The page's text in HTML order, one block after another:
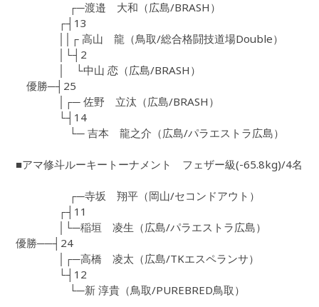
┌─渡邉 大和（広島/BRASH）
┌┤13
││┌ 高山 龍（鳥取/総合格闘技道場Double）
│└┤2
│ └中山 恋（広島/BRASH）
優勝─┤25
│┌─ 佐野 立汰（広島/BRASH）
└┤14
└─ 吉本 龍之介（広島/パラエストラ広島）
■アマ修斗ルーキートーナメント フェザー級(-65.8kg)/4名
┌─寺坂 翔平（岡山/セコンドアウト）
┌┤11
│└─稲垣 凌生（広島/パラエストラ広島）
優勝──┤24
│┌─高橋 凌太（広島/TKエスペランサ）
└┤12
└─新 淳貴（鳥取/PUREBRED鳥取）